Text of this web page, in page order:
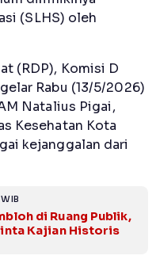
(SLHS) oleh
(RDP), Komisi D
Rabu (13/5/2026)
Natalius Pigai,
Kesehatan Kota
kejanggalan dari
di Ruang Publik,
Kajian Historis